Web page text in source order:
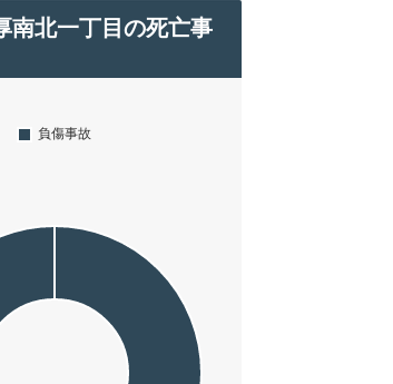
南北一丁目の死亡事